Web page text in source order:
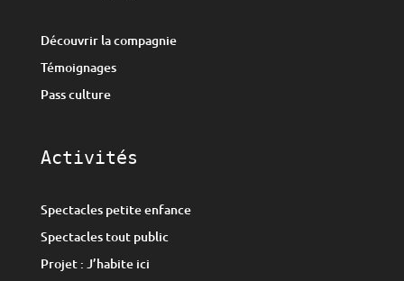
Découvrir la compagnie
Témoignages
Pass culture
Activités
Spectacles petite enfance
Spectacles tout public
Projet : J’habite ici